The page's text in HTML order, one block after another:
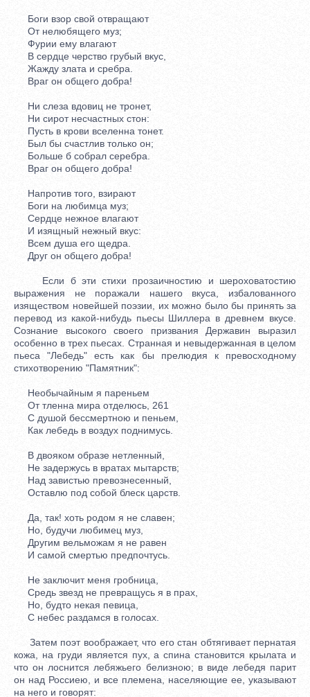
Боги взор свой отвращают
От нелюбящего муз;
Фурии ему влагают
В сердце черство грубый вкус,
Жажду злата и сребра.
Враг он общего добра!
Ни слеза вдовиц не тронет,
Ни сирот несчастных стон:
Пусть в крови вселенна тонет.
Был бы счастлив только он;
Больше б собрал серебра.
Враг он общего добра!
Напротив того, взирают
Боги на любимца муз;
Сердце нежное влагают
И изящный нежный вкус:
Всем душа его щедра.
Друг он общего добра!
Если б эти стихи прозаичностию и шероховатостию
выражения не поражали нашего вкуса, избалованного
изяществом новейшей поэзии, их можно было бы принять за
перевод из какой-нибудь пьесы Шиллера в древнем вкусе.
Сознание высокого своего призвания Державин выразил
особенно в трех пьесах. Странная и невыдержанная в целом
пьеса "Лебедь" есть как бы прелюдия к превосходному
стихотворению "Памятник":
Необычайным я пареньем
От тленна мира отделюсь, 261
С душой бессмертною и пеньем,
Как лебедь в воздух поднимусь.
В двояком образе нетленный,
Не задержусь в вратах мытарств;
Над завистью превознесенный,
Оставлю под собой блеск царств.
Да, так! хоть родом я не славен;
Но, будучи любимец муз,
Другим вельможам я не равен
И самой смертью предпочтусь.
Не заключит меня гробница,
Средь звезд не превращусь я в прах,
Но, будто некая певица,
С небес раздамся в голосах.
Затем поэт воображает, что его стан обтягивает пернатая
кожа, на груди является пух, а спина становится крылата и
что он лоснится лебяжьего белизною; в виде лебедя парит
он над Россиею, и все племена, населяющие ее, указывают
на него и говорят: